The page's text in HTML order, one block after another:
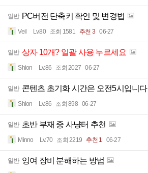
일반 PC버전 단축키 확인 및 변경법
Veil Lv.80 조회 1581 추천 3 06-27
일반 상자 10개? 일괄 사용 누르세요
Shion Lv.86 조회 2027 06-27
일반 콘텐츠 초기화 시간은 오전5시입니다
Shion Lv.86 조회 898 06-27
일반 초반 부재 중 사냥터 추천
Minno Lv.70 조회 2219 추천 1 06-27
일반 잉여 장비 분해하는 방법